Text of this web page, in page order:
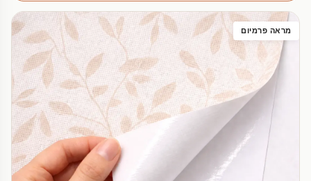
מראה פרמיום